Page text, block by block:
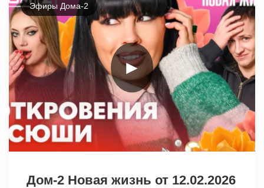
►
Эфиры Дома-2
Дом-2 Новая жизнь от 12.02.2026